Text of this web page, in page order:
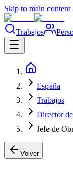
Skip to main content
Trabajos
España
Trabajos
Director
Jefe de
Volver